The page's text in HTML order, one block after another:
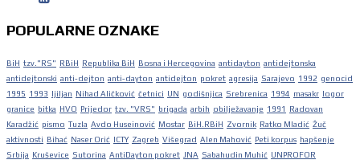
POPULARNE OZNAKE
BiH tzv."RS" RBiH Republika BiH Bosna i Hercegovina antidayton antidejtonska
antidejtonski anti-dejton anti-dayton antidejton pokret agresija Sarajevo 1992 genocid
1995 1993 ljiljan Nihad Aličković četnici UN godišnjica Srebrenica 1994 masakr logor
granice bitka HVO Prijedor tzv. "VRS" brigada arbih obilježavanje 1991
Radovan
Karadžić pismo Tuzla Avdo Huseinović Mostar BiH.RBiH Zvornik Ratko Mladić Žuč
aktivnosti Bihać Naser Orić ICTY Zagreb Višegrad Alen Mahović Peti korpus hapšenje
Srbija Kruševice Sutorina AntiDayton pokret JNA Sabahudin Muhić UNPROFOR